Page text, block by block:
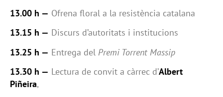
13.00 h — Ofrena floral a la resistència catalana
13.15 h — Discurs d’autoritats i institucions
13.25 h — Entrega del Premi Torrent Massip
13.30 h — Lectura de convit a càrrec d’Albert
Piñeira,